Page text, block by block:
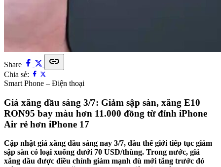
Share link
Chia sẻ:
Smart Phone – Điện thoại
Giá xăng dầu sáng 3/7: Giảm sập sàn, xăng E10
RON95 bay màu hơn 11.000 đồng từ đỉnh iPhone
Air rẻ hơn iPhone 17
Cập nhật giá xăng dầu sáng nay 3/7, dầu thế giới tiếp tục giảm
sập sàn có loại xuống dưới 70 USD/thùng. Trong nước, giá
xăng dầu được điều chỉnh giảm mạnh dù mới tăng trước đó